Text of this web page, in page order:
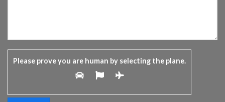
Please prove you are human by selecting the plane.